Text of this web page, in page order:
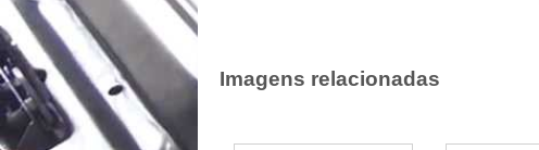
Imagens relacionadas